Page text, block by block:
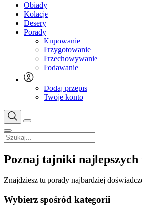
Obiady
Kolacje
Desery
Porady
Kupowanie
Przygotowanie
Przechowywanie
Podawanie
Dodaj przepis
Twoje konto
Poznaj tajniki najlepszych
Znajdziesz tu porady najbardziej
Wybierz spośród kategorii